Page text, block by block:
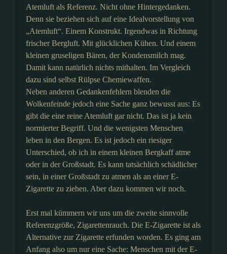
Atemluft als Referenz. Nicht ohne Hintergedanken.
Denn sie beziehen sich auf eine Idealvorstellung von
„Atemluft“. Einem Konstrukt. Irgendwas in Richtung
frischer Bergluft. Mit glücklichen Kühen. Und einem
kleinen gruseligen Bären, der Kondensmilch mag.
Damit kann natürlich nichts mithalten. Im Vergleich
dazu sind selbst Rülpse Chemiewaffen.
Neben anderen Gedankenfehlern blenden die
Wolkenfeinde jedoch eine Sache ganz bewusst aus: Es
gibt die eine reine Atemluft gar nicht. Das ist ja kein
normierter Begriff. Und die wenigsten Menschen
leben in den Bergen. Es ist jedoch ein riesiger
Unterschied, ob ich in einem kleinen Bergkaff atme
oder in der Großstadt. Es kann tatsächlich schädlicher
sein, in einer Großstadt zu atmen als an einer E-
Zigarette zu ziehen. Aber dazu kommen wir noch.
Erst mal kümmern wir uns um die zweite sinnvolle
Referenzgröße, Zigarettenrauch. Die E-Zigarette ist als
Alternative zur Zigarette erfunden worden. Es ging am
Anfang also um nur eine Sache: Menschen mit der E-